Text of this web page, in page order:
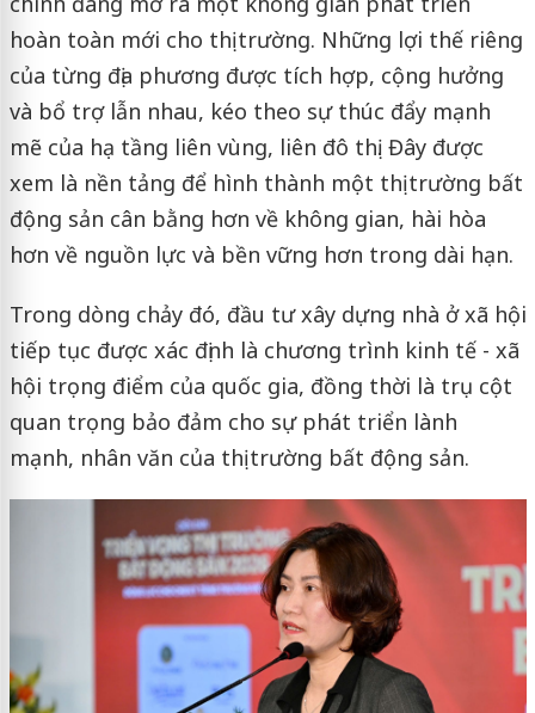
hoàn toàn mới cho thị trường. Những lợi thế riêng
của từng địa phương được tích hợp, cộng hưởng
và bổ trợ lẫn nhau, kéo theo sự thúc đẩy mạnh
mẽ của hạ tầng liên vùng, liên đô thị. Đây được
xem là nền tảng để hình thành một thị trường bất
động sản cân bằng hơn về không gian, hài hòa
hơn về nguồn lực và bền vững hơn trong dài hạn.
Trong dòng chảy đó, đầu tư xây dựng nhà ở xã hội
tiếp tục được xác định là chương trình kinh tế - xã
hội trọng điểm của quốc gia, đồng thời là trụ cột
quan trọng bảo đảm cho sự phát triển lành
mạnh, nhân văn của thị trường bất động sản.